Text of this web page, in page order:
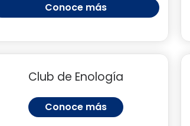
Conoce más
Club de Enología
Conoce más